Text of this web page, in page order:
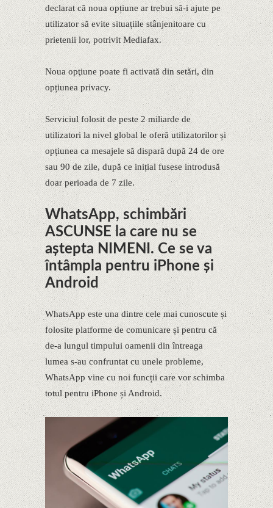
declarat că noua opțiune ar trebui să-i ajute pe
utilizator să evite situațiile stânjenitoare cu
prietenii lor, potrivit Mediafax.
Noua opţiune poate fi activată din setări, din
opțiunea privacy.
Serviciul folosit de peste 2 miliarde de
utilizatori la nivel global le oferă utilizatorilor și
opțiunea ca mesajele să dispară după 24 de ore
sau 90 de zile, după ce inițial fusese introdusă
doar perioada de 7 zile.
WhatsApp, schimbări
ASCUNSE la care nu se
aștepta NIMENI. Ce se va
întâmpla pentru iPhone și
Android
WhatsApp este una dintre cele mai cunoscute și
folosite platforme de comunicare și pentru că
de-a lungul timpului oamenii din întreaga
lumea s-au confruntat cu unele probleme,
WhatsApp vine cu noi funcții care vor schimba
totul pentru iPhone și Android.